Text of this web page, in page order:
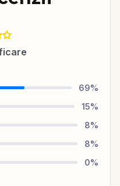
69%
15%
8%
8%
0%